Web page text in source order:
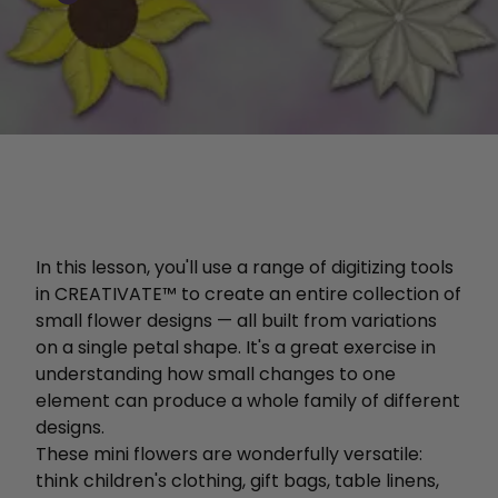
In this lesson, you'll use a range of digitizing tools
in CREATIVATE™ to create an entire collection of
small flower designs — all built from variations
on a single petal shape. It's a great exercise in
understanding how small changes to one
element can produce a whole family of different
designs.
These mini flowers are wonderfully versatile:
think children's clothing, gift bags, table linens,